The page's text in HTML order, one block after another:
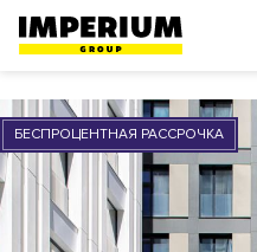
БЕСПРОЦЕНТНАЯ РАССРОЧКА